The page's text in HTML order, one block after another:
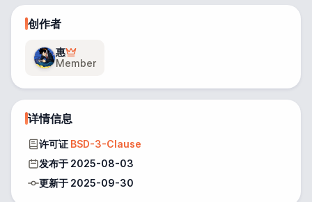
创作者
惠
Member
详情信息
许可证 BSD-3-Clause
发布于 2025-08-03
更新于 2025-09-30